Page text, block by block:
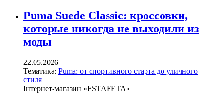
Puma Suede Classic: кроссовки,
которые никогда не выходили из
моды
22.05.2026
Тематика: Puma: от спортивного старта до уличного
стиля
Інтернет-магазин «ESTAFETA»